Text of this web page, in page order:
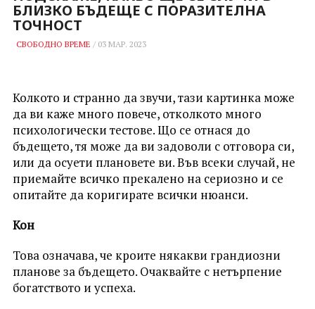
БЛИЗКО БЪДЕЩЕ С ПОРАЗИТЕЛНА
ТОЧНОСТ
СВОБОДНО ВРЕМЕ / 03 МАР. 2023
Колкото и странно да звучи, тази картинка може
да ви каже много повече, отколкото много
психологически тестове. Що се отнася до
бъдещето, тя може да ви задоволи с отговора си,
или да осуети плановете ви. Във всеки случай, не
приемайте всичко прекалено на сериозно и се
опитайте да коригирате всички нюанси.
Кон
Това означава, че кроите някакви грандиозни
планове за бъдещето. Очаквайте с нетърпение
богатството и успеха.